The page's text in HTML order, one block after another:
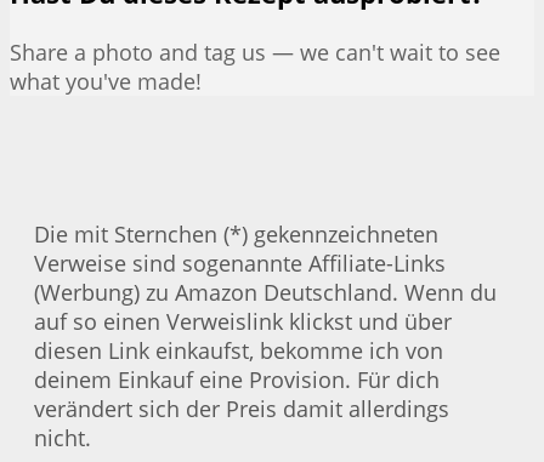
Share a photo and tag us — we can't wait to see
what you've made!
Die mit Sternchen (*) gekennzeichneten
Verweise sind sogenannte Affiliate-Links
(Werbung) zu Amazon Deutschland. Wenn du
auf so einen Verweislink klickst und über
diesen Link einkaufst, bekomme ich von
deinem Einkauf eine Provision. Für dich
verändert sich der Preis damit allerdings
nicht.